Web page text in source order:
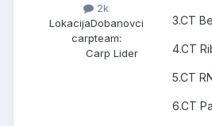
2k
LokacijaDobanovci
carpteam:
Carp Lider
3.CT
4.CT
5.CT
6.CT